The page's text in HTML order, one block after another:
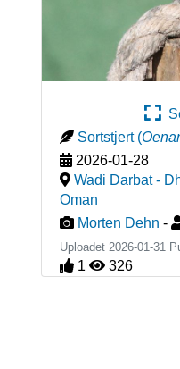
Sortstjert (
2026-01-28
Wadi Darbat -
Oman
Morten Dehn -
Uploadet 2026-01-31
1 326